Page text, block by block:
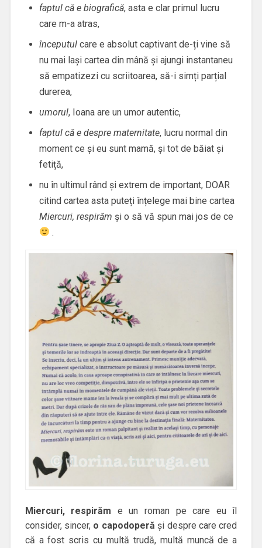
faptul că e biografică, asta e clar primul lucru
care m-a atras,
începutulcare e absolut captivant de-ți vine să
nu mai lași cartea din mână și ajungi instantaneu
să empatizezi cu scriitoarea, să-i simți parțial
durerea,
umorul, Ioana are un umor autentic,
faptul că e despre maternitate, lucru normal din
moment ce și eu sunt mamă, și tot de băiat și
fetiță,
nu în ultimul rând și extrem de important, DOAR
citind cartea asta puteți înțelege mai bine cartea
Miercuri, respirăm și o să vă spun mai jos de ce
.
Miercuri, respirăm e un roman pe care eu îl
consider, sincer, o capodoperă și despre care cred
că a fost scris cu multă trudă, multă muncă de a